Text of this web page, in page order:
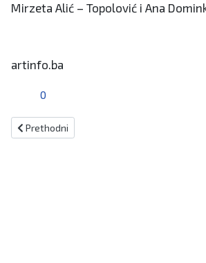
Mirzeta Alić – Topolović i Ana
artinfo.ba
0
Prethodni članak: Austrijska ministrica
Prethodni